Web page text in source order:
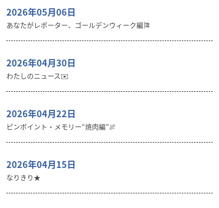
2026年05月06日
あなたがレポーター、ゴールデンウィーク編🎏
2026年04月30日
わたしのニュース✉️
2026年04月22日
ピンポイント・メモリー“焼肉編”🍖
2026年04月15日
なりきり★